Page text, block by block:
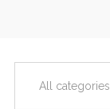
All categories